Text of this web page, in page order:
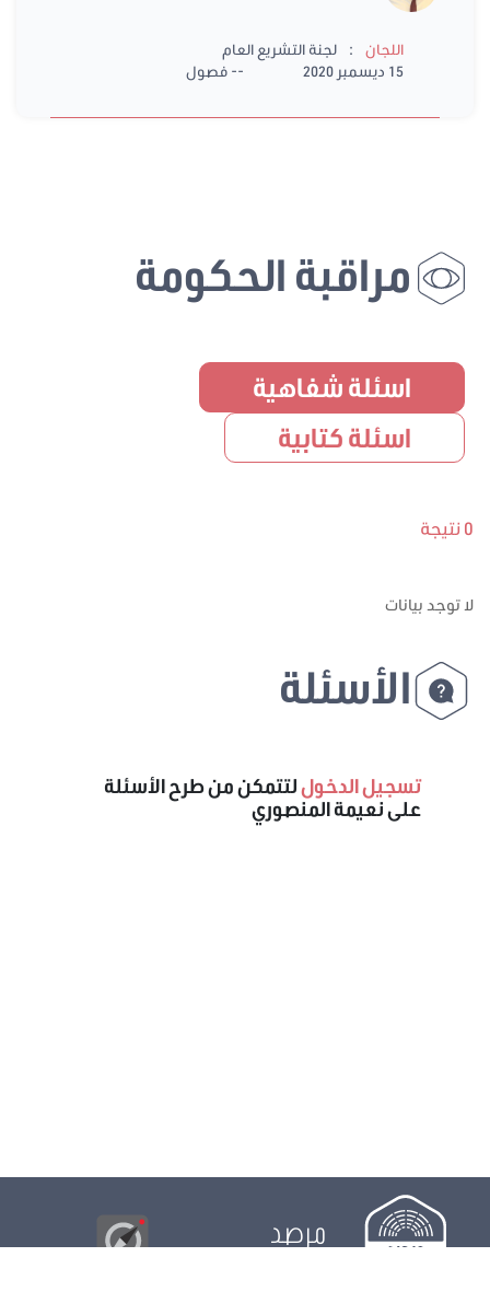
اللجان :
لجنة التشريع العام
15 ديسمبر 2020
-- فصول
مراقبة الحكومة
اسئلة شفاهية
اسئلة كتابية
0 نتيجة
لا توجد بيانات
الأسئلة
تسجيل الدخوللتتمكن من طرح الأسئلة
على نعيمة المنصوري
مرصد